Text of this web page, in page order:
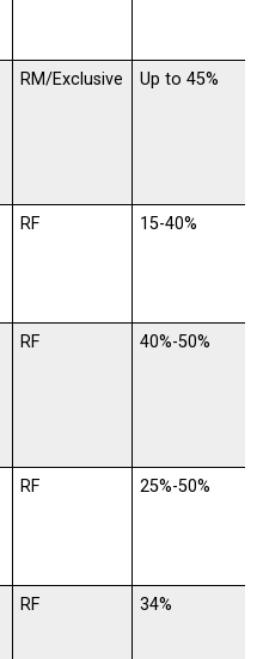
RM/Exclusive Up to 45%
RF 15-40%
RF 40%-50%
RF 25%-50%
RF 34%